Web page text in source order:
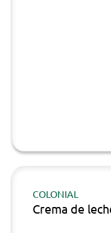
COLONIAL
Crema de